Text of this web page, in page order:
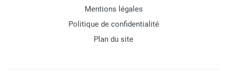
Mentions légales
Politique de confidentialité
Plan du site